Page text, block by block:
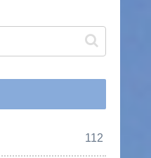
112